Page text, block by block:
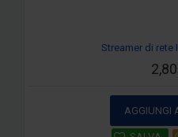
Streamer di rete
AGGIUNGI